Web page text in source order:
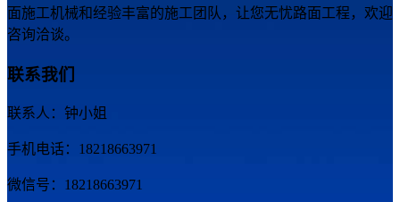
面施工机械和经验丰富的施工团队，让您无忧路面工程，欢迎
咨询洽谈。
联系我们
联系人：钟小姐
手机电话：18218663971
微信号：18218663971